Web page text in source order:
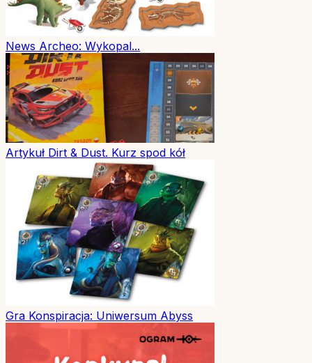
News Archeo: Wykopal...
Artykuł Dirt & Dust. Kurz spod kół
Gra Konspiracja: Uniwersum Abyss